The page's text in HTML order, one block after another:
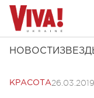
НОВОСТИ
КРАСОТА26.03.2019